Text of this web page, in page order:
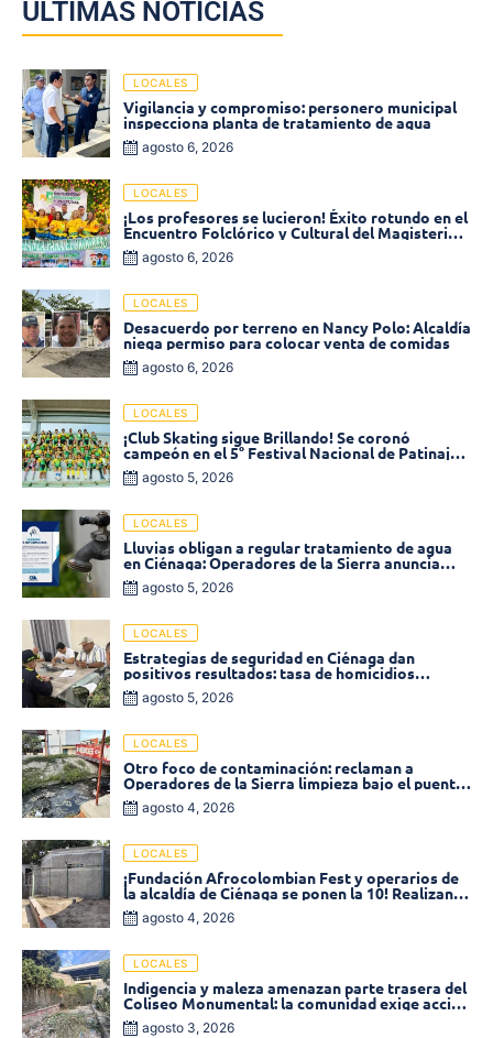
ÚLTIMAS NOTICIAS
LOCALES
Vigilancia y compromiso: personero municipal
inspecciona planta de tratamiento de agua
agosto 6, 2026
LOCALES
¡Los profesores se lucieron! Éxito rotundo en el
Encuentro Folclórico y Cultural del Magisterio
2026 en Ciénaga
agosto 6, 2026
LOCALES
Desacuerdo por terreno en Nancy Polo: Alcaldía
niega permiso para colocar venta de comidas
agosto 6, 2026
LOCALES
¡Club Skating sigue Brillando! Se coronó
campeón en el 5° Festival Nacional de Patinaje
«Soledad sobre Ruedas»
agosto 5, 2026
LOCALES
Lluvias obligan a regular tratamiento de agua
en Ciénaga: Operadores de la Sierra anuncia
baja presión en varios sectores
agosto 5, 2026
LOCALES
Estrategias de seguridad en Ciénaga dan
positivos resultados: tasa de homicidios
disminuyó un 58% en 2026
agosto 5, 2026
LOCALES
Otro foco de contaminación: reclaman a
Operadores de la Sierra limpieza bajo el puente
de la calle 19 con carrera 11
agosto 4, 2026
LOCALES
¡Fundación Afrocolombian Fest y operarios de
la alcaldía de Ciénaga se ponen la 10! Realizan
limpieza de la parte posterior del Coliseo
Monumental
agosto 4, 2026
LOCALES
Indigencia y maleza amenazan parte trasera del
Coliseo Monumental: la comunidad exige acción
inmediata!
agosto 3, 2026